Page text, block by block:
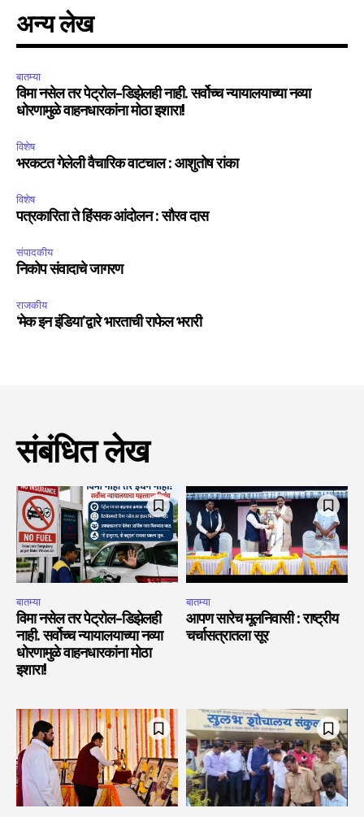
अन्य लेख
बातम्या
विमा नसेल तर पेट्रोल-डिझेलही नाही. सर्वोच्च न्यायालयाच्या नव्या
धोरणामुळे वाहनधारकांना मोठा इशारा!
विशेष
भरकटत गेलेली वैचारिक वाटचाल : आशुतोष रांका
विशेष
पत्रकारिता ते हिंसक आंदोलन : सौरव दास
संपादकीय
निकोप संवादाचे जागरण
राजकीय
‘मेक इन इंडिया’द्वारे भारताची राफेल भरारी
संबंधित लेख
बातम्या
विमा नसेल तर पेट्रोल-डिझेलही
नाही. सर्वोच्च न्यायालयाच्या नव्या
धोरणामुळे वाहनधारकांना मोठा
इशारा!
बातम्या
आपण सारेच मूलनिवासी : राष्ट्रीय
चर्चासत्रातला सूर